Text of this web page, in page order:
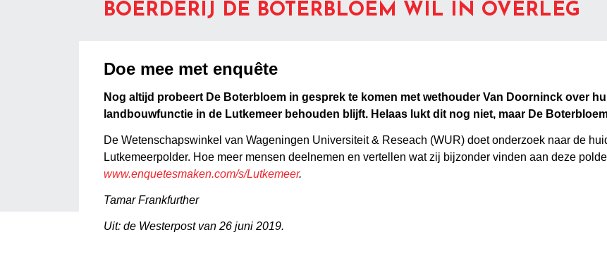
BOERDERIJ DE BOTERBLOEM WIL IN OVERLEG
Doe mee met enquête
Nog altijd probeert De Boterbloem in gesprek te komen met wethouder Van Doorninck over
landbouwfunctie in de Lutkemeer behouden blijft. Helaas lukt dit nog niet, maar De
De Wetenschapswinkel van Wageningen Universiteit & Reseach (WUR) doet onderzoek naar de
Lutkemeerpolder. Hoe meer mensen deelnemen en vertellen wat zij bijzonder vinden aan deze
www.enquetesmaken.com/s/Lutkemeer.
Tamar Frankfurther
Uit: de Westerpost van 26 juni 2019.